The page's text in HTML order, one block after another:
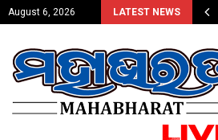
August 6, 2026 LATEST NEWS